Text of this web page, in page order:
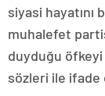
siyasi
muhalefet
duyduğu öfkeyi
sözleri ile ifade